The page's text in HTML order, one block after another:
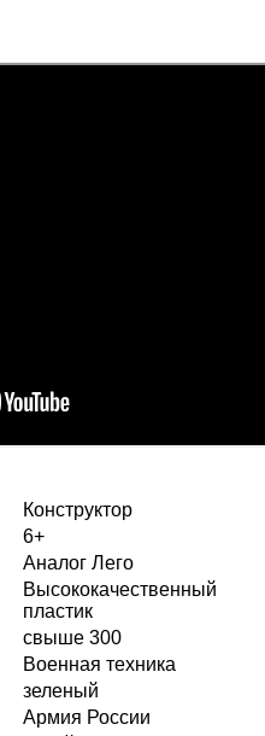
Конструктор
6+
Аналог Лего
Высококачественный
пластик
свыше 300
Военная техника
зеленый
Армия России